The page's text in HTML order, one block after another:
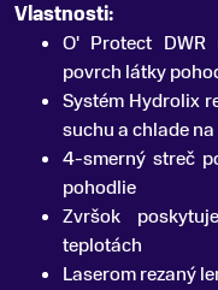
Vlastnosti:
O' Protect
povrch látky
Systém Hydrolix
suchu a chlade
4-smerný streč
pohodlie
Zvršok
teplotách
Laserom rezaný